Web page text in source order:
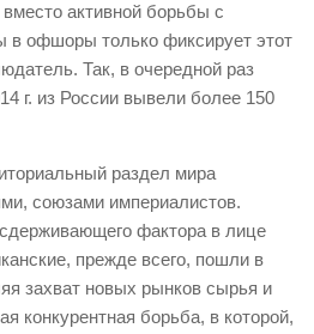
активной борьбы с
в офшоры только фиксирует этот
Так, в очередной раз
г. из России вывели более 150
раздел мира
союзами империалистов.
фактора в лице
прежде всего, пошли в
захват новых рынков сырья и
конкурентная борьба, в которой,